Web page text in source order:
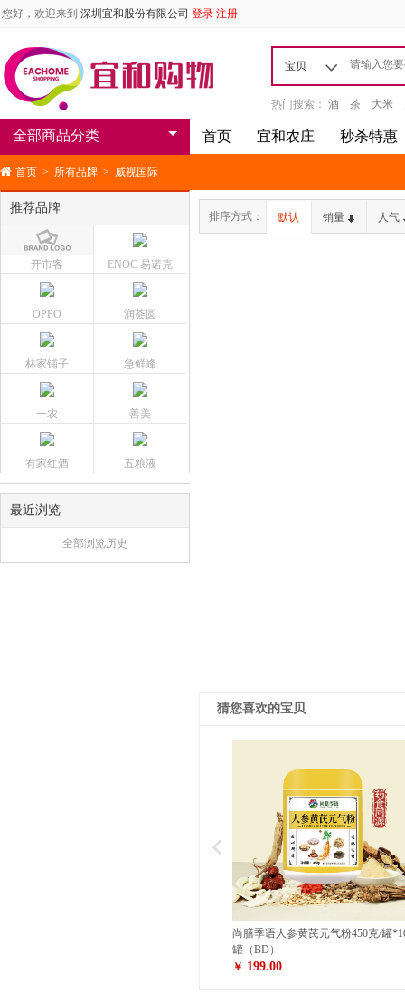
您好，欢迎来到 深圳宜和股份有限公司 登录 注册
宝贝
热门搜索： 酒 茶 大米
全部商品分类 首页 宜和农庄 秒杀特惠
首页 > 所有品牌 > 威视国际
推荐品牌
开市客 ENOC 易诺克
OPPO 润荟圆
林家铺子 急鲜峰
一农 善美
有家红酒 五粮液
最近浏览
全部浏览历史
排序方式： 默认 销量 人气
猜您喜欢的宝贝
尚膳季语人参黄芪元气粉450克/罐
罐（BD）
￥ 199.00